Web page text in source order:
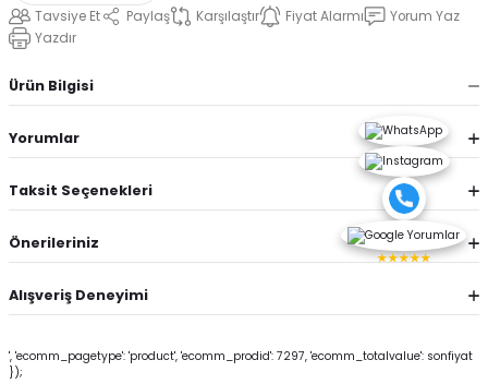
Tavsiye Et Paylaş Karşılaştır Fiyat Alarmı
Yorum Yaz
Yazdır
Ürün Bilgisi
Yorumlar
Taksit Seçenekleri
Önerileriniz
Alışveriş Deneyimi
', 'ecomm_pagetype': 'product', 'ecomm_prodid': 7297, 'ecomm_totalvalue': sonfiyat
});
★★★★★